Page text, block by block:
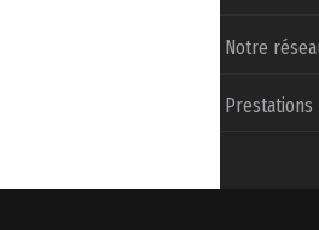
Notre
Prestations